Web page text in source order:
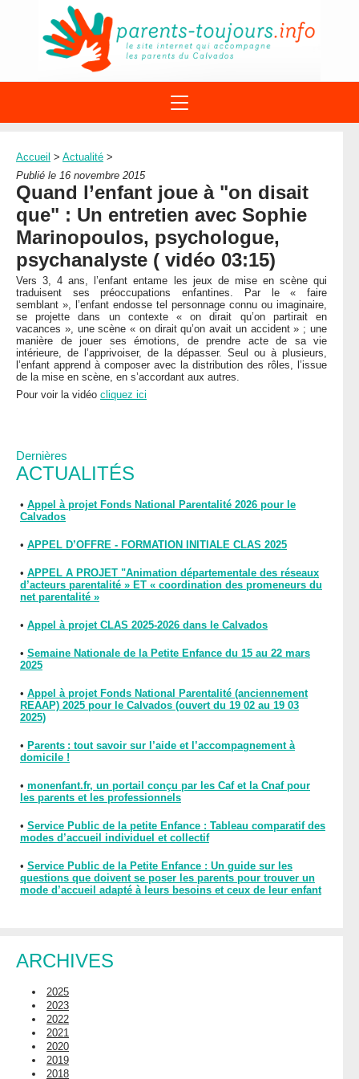
À PROPOS DU REAAP
1ÈRE VISITE
ACTUALITÉ
AGENDA
DISPOSITIFS PARENTALITÉ
SITES INTERNET
NUMÉROS VERTS
LEXIQUE
LETTRES D’INFO
MENTIONS LÉGALES
CONTACT
STRUCTURES
DOCUMENTS
FORMATIONS
Dernières
ACTUALITÉS
• Appel à projet Fonds National Parentalité 2026 pour le
Calvados
• APPEL D’OFFRE - FORMATION INITIALE CLAS 2025
• APPEL A PROJET "Animation départementale des réseaux
d’acteurs parentalité » ET « coordination des promeneurs du
net parentalité »
• Appel à projet CLAS 2025-2026 dans le Calvados
• Semaine Nationale de la Petite Enfance du 15 au 22 mars
2025
• Appel à projet Fonds National Parentalité (anciennement
REAAP) 2025 pour le Calvados (ouvert du 19 02 au 19 03
2025)
• Parents : tout savoir sur l’aide et l’accompagnement à
domicile !
• monenfant.fr, un portail conçu par les Caf et la Cnaf pour
les parents et les professionnels
• Service Public de la petite Enfance : Tableau comparatif des
modes d’accueil individuel et collectif
• Service Public de la Petite Enfance : Un guide sur les
questions que doivent se poser les parents pour trouver un
mode d’accueil adapté à leurs besoins et ceux de leur enfant
ARCHIVES
2025
2023
2022
2021
2020
2019
2018
Accueil > Actualité >
Publié le 16 novembre 2015
Quand l’enfant joue à "on disait
que" : Un entretien avec Sophie
Marinopoulos, psychologue,
psychanalyste ( vidéo 03:15)
Vers 3, 4 ans, l’enfant entame les jeux de mise en scène qui
traduisent ses préoccupations enfantines. Par le « faire
semblant », l’enfant endosse tel personnage connu ou imaginaire,
se projette dans un contexte « on dirait qu’on partirait en
vacances », une scène « on dirait qu’on avait un accident » ; une
manière de jouer ses émotions, de prendre acte de sa vie
intérieure, de l’apprivoiser, de la dépasser. Seul ou à plusieurs,
l’enfant apprend à composer avec la distribution des rôles, l’issue
de la mise en scène, en s’accordant aux autres.
Pour voir la vidéo cliquez ici